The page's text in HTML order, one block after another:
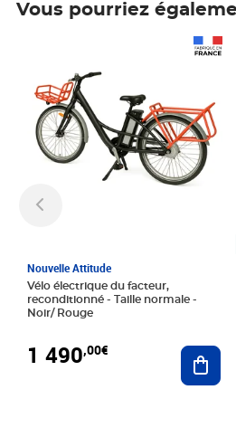
Vous pourriez
Nouvelle Attitude
Vélo électrique du facteur,
reconditionné - Taille normale -
Noir/ Rouge
1 490,00€